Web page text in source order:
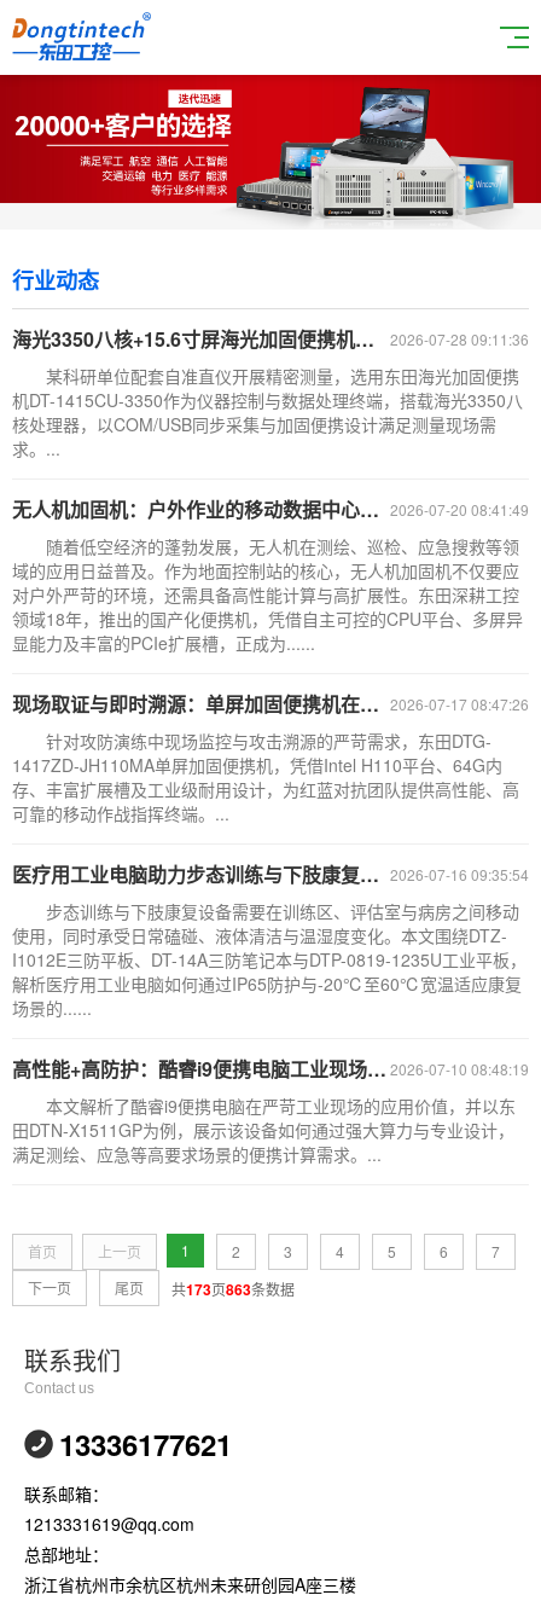
行业动态
2026-07-28 09:11:36
海光3350八核+15.6寸屏海光加固便携机配套自准直仪精密测量
某科研单位配套自准直仪开展精密测量，选用东田海光加固便携
机DT-1415CU-3350作为仪器控制与数据处理终端，搭载海光3350八
核处理器，以COM/USB同步采集与加固便携设计满足测量现场需
求。...
2026-07-20 08:41:49
无人机加固机：户外作业的移动数据中心，东田国产化便携式加固机深度解读
随着低空经济的蓬勃发展，无人机在测绘、巡检、应急搜救等领
域的应用日益普及。作为地面控制站的核心，无人机加固机不仅要应
对户外严苛的环境，还需具备高性能计算与高扩展性。东田深耕工控
领域18年，推出的国产化便携机，凭借自主可控的CPU平台、多屏异
显能力及丰富的PCIe扩展槽，正成为......
2026-07-17 08:47:26
现场取证与即时溯源：单屏加固便携机在攻防演练及应急响应中的多维应用
针对攻防演练中现场监控与攻击溯源的严苛需求，东田DTG-
1417ZD-JH110MA单屏加固便携机，凭借Intel H110平台、64G内
存、丰富扩展槽及工业级耐用设计，为红蓝对抗团队提供高性能、高
可靠的移动作战指挥终端。...
2026-07-16 09:35:54
医疗用工业电脑助力步态训练与下肢康复：IP65防护+宽温方案解析
步态训练与下肢康复设备需要在训练区、评估室与病房之间移动
使用，同时承受日常磕碰、液体清洁与温湿度变化。本文围绕DTZ-
I1012E三防平板、DT-14A三防笔记本与DTP-0819-1235U工业平板，
解析医疗用工业电脑如何通过IP65防护与-20℃至60℃宽温适应康复
场景的......
2026-07-10 08:48:19
高性能+高防护：酷睿i9便携电脑工业现场实战价值剖析
本文解析了酷睿i9便携电脑在严苛工业现场的应用价值，并以东
田DTN-X1511GP为例，展示该设备如何通过强大算力与专业设计，
满足测绘、应急等高要求场景的便携计算需求。...
首页 上一页 1 2 3 4 5 6
7
下一页
尾页 共173页863条数据
联系我们
Contact us
13336177621
联系邮箱：
1213331619@qq.com
总部地址：
浙江省杭州市余杭区杭州未来研创园A座三楼